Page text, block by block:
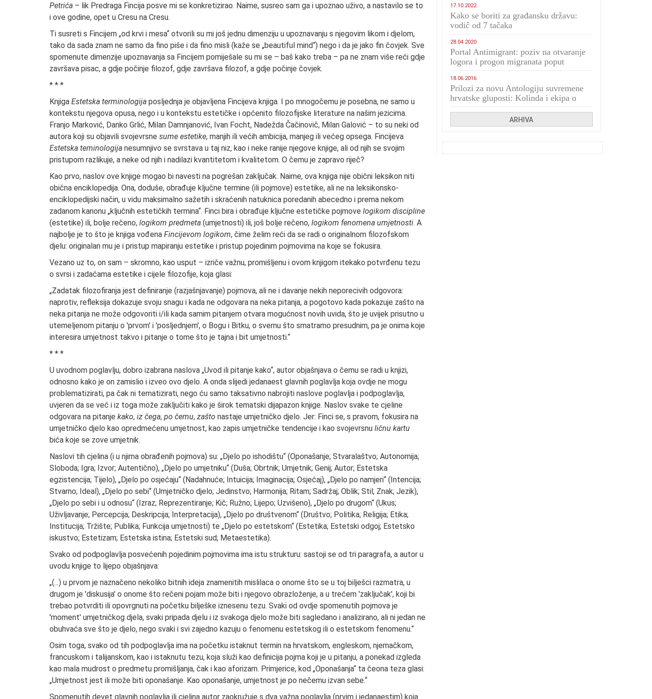
Petrića – lik Predraga Fincija posve mi se konkretizirao. Naime, susreo sam ga i upoznao uživo, a nastavilo se to
i ove godine, opet u Cresu na Cresu.
Ti susreti s Fincijem „od krvi i mesa“ otvorili su mi još jednu dimenziju u upoznavanju s njegovim likom i djelom,
tako da sada znam ne samo da fino piše i da fino misli (kaže se „beautiful mind“) nego i da je jako fin čovjek. Sve
spomenute dimenzije upoznavanja sa Fincijem pomiješale su mi se – baš kako treba – pa ne znam više reći gdje
završava pisac, a gdje počinje filozof, gdje završava filozof, a gdje počinje čovjek.
* * *
Knjiga Estetska terminologija posljednja je objavljena Fincijeva knjiga. I po mnogočemu je posebna, ne samo u
kontekstu njegova opusa, nego i u kontekstu estetičke i općenito filozofijske literature na našim jezicima.
Franjo Marković, Danko Grlić, Milan Damnjanović, Ivan Focht, Nadežda Čačinovič, Milan Galović – to su neki od
autora koji su objavili svojevrsne sume estetike, manjih ili većih ambicija, manjeg ili većeg opsega. Fincijeva
Estetska teminologija nesumnjivo se svrstava u taj niz, kao i neke ranije njegove knjige, ali od njih se svojim
pristupom razlikuje, a neke od njih i nadilazi kvantitetom i kvalitetom. O čemu je zapravo riječ?
Kao prvo, naslov ove knjige mogao bi navesti na pogrešan zaključak. Naime, ova knjiga nije obični leksikon niti
obična enciklopedija. Ona, doduše, obrađuje ključne termine (ili pojmove) estetike, ali ne na leksikonsko-
enciklopedijski način, u vidu maksimalno sažetih i skraćenih natuknica poredanih abecedno i prema nekom
zadanom kanonu „ključnih estetičkih termina“. Finci bira i obrađuje ključne estetičke pojmove logikom discipline
(estetike) ili, bolje rečeno, logikom predmeta (umjetnosti) ili, još bolje rečeno, logikom fenomena umjetnosti. A
najbolje je to što je knjiga vođena Fincijevom logikom, čime želim reći da se radi o originalnom filozofskom
djelu: originalan mu je i pristup mapiranju estetike i pristup pojedinim pojmovima na koje se fokusira.
Vezano uz to, on sam – skromno, kao usput – izriče važnu, promišljenu i ovom knjigom itekako potvrđenu tezu
o svrsi i zadaćama estetike i cijele filozofije, koja glasi:
„Zadatak filozofiranja jest definiranje (razjašnjavanje) pojmova, ali ne i davanje nekih neporecivih odgovora:
naprotiv, refleksija dokazuje svoju snagu i kada ne odgovara na neka pitanja, a pogotovo kada pokazuje zašto na
neka pitanja ne može odgovoriti i/ili kada samim pitanjem otvara mogućnost novih uvida, što je uvijek prisutno u
utemeljenom pitanju o 'prvom' i 'posljednjem', o Bogu i Bitku, o svemu što smatramo presudnim, pa je onima koje
interesira umjetnost takvo i pitanje o tome što je tajna i bit umjetnosti.“
* * *
U uvodnom poglavlju, dobro izabrana naslova „Uvod ili pitanje kako“, autor objašnjava o čemu se radi u knjizi,
odnosno kako je on zamislio i izveo ovo djelo. A onda slijedi jedanaest glavnih poglavlja koja ovdje ne mogu
problematizirati, pa čak ni tematizirati, nego ću samo taksativno nabrojiti naslove poglavlja i podpoglavlja,
uvjeren da se već i iz toga može zaključiti kako je širok tematski dijapazon knjige. Naslov svake te cjeline
odgovara na pitanje kako, iz čega, po čemu, zašto nastaje umjetničko djelo. Jer: Finci se, s pravom, fokusira na
umjetničko djelo kao opredmećenu umjetnost, kao zapis umjetničke tendencije i kao svojevrsnu ličnu kartu
bića koje se zove umjetnik.
Naslovi tih cjelina (i u njima obrađenih pojmova) su: „Djelo po ishodištu“ (Oponašanje; Stvaralaštvo; Autonomija;
Sloboda; Igra; Izvor; Autentično), „Djelo po umjetniku“ (Duša; Obrtnik; Umjetnik; Genij; Autor; Estetska
egzistencija; Tijelo), „Djelo po osjećaju“ (Nadahnuće; Intuicija; Imaginacija; Osjećaj), „Djelo po namjeri“ (Intencija;
Stvarno; Ideal), „Djelo po sebi“ (Umjetničko djelo; Jedinstvo; Harmonija; Ritam; Sadržaj; Oblik; Stil; Znak; Jezik),
„Djelo po sebi i u odnosu“ (Izraz; Reprezentiranje; Kič; Ružno; Lijepo; Uzvišeno), „Djelo po drugom“ (Ukus;
Uživljavanje; Percepcija; Deskripcija; Interpretacija), „Djelo po društvenom“ (Društvo; Politika; Religija; Etika;
Institucija; Tržište; Publika; Funkcija umjetnosti) te „Djelo po estetskom“ (Estetika; Estetski odgoj; Estetsko
iskustvo; Estetizam; Estetska istina; Estetski sud; Metaestetika).
Svako od podpoglavlja posvećenih pojedinim pojmovima ima istu strukturu: sastoji se od tri paragrafa, a autor u
uvodu knjige to lijepo objašnjava:
„(...) u prvom je naznačeno nekoliko bitnih ideja znamenitih mislilaca o onome što se u toj bilješci razmatra, u
drugom je 'diskusija' o onome što rečeni pojam može biti i njegovo obrazloženje, a u trećem 'zaključak', koji bi
trebao potvrditi ili opovrgnuti na početku bilješke iznesenu tezu. Svaki od ovdje spomenutih pojmova je
'moment' umjetničkog djela, svaki pripada djelu i iz svakoga djelo može biti sagledano i analizirano, ali ni jedan ne
obuhvaća sve što je djelo, nego svaki i svi zajedno kazuju o fenomenu estetskog ili o estetskom fenomenu.“
Osim toga, svako od tih podpoglavlja ima na početku istaknut termin na hrvatskom, engleskom, njemačkom,
francuskom i talijanskom, kao i istaknutu tezu, koja služi kao definicija pojma koji je u pitanju, a ponekad izgleda
kao mala mudrost o predmetu promišljanja, čak i kao aforizam. Primjerice, kod „Oponašanja“ ta čeona teza glasi:
„Umjetnost jest ili može biti oponašanje. Kao oponašanje, umjetnost je po nečemu izvan sebe.“
Spomenutih devet glavnih poglavlja ili cjelina autor zaokružuje s dva važna poglavlja (prvim i jedanaestim) koja
17.10.2022
Kako se boriti za građansku državu:
vodič od 7 tačaka
28.04.2020
Portal Antimigrant: poziv na otvaranje
logora i progon migranata poput
18.06.2016
Prilozi za novu Antologiju suvremene
hrvatske gluposti: Kolinda i ekipa o
ARHIVA